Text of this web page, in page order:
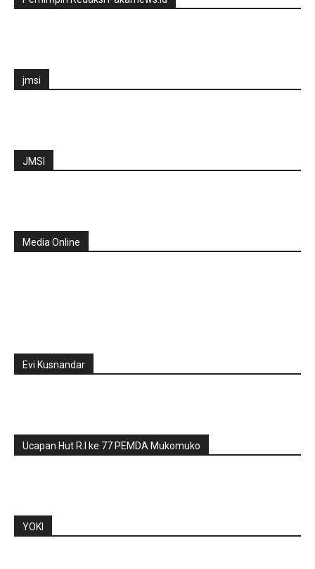
jmsi
JMSI
Media Online
Evi Kusnandar
Ucapan Hut R.I ke 77 PEMDA Mukomuko
YOKI